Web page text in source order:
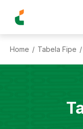
Home / Tabela Fipe /